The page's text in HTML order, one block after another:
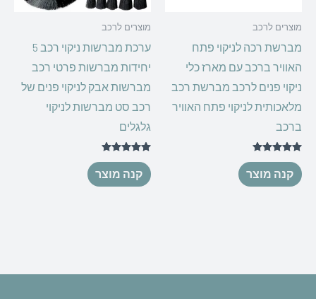
מוצרים לרכב
מברשת רכה לניקוי פתח
האוויר ברכב עם מארז כלי
ניקוי פנים לרכב מברשת רכב
מלאכותית לניקוי פתח האוויר
ברכב
דורג
5.00
מתוך 5קנה מוצר
מוצרים לרכב
ערכת מברשות ניקוי רכב 5
יחידות מברשות פרטי רכב
מברשות אבק לניקוי פנים של
רכב סט מברשות לניקוי
גלגלים
דורג
5.00
מתוך 5קנה מוצר